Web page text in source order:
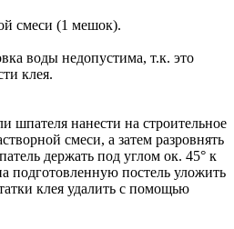
смеси (1 мешок).
воды недопустима, т.к. это
клея.
шпателя нанести на строительное
смеси, а затем разровнять
держать под углом ок. 45° к
подготовленную постель уложить
клея удалить с помощью